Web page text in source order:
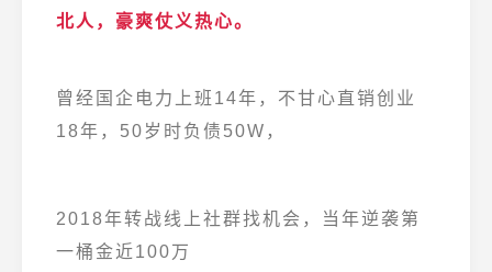
北人，豪爽仗义热心。
曾经国企电力上班14年， 不甘心直销创业
18年，50岁时负债50W，
2018年转战线上社群找机会，当年逆袭第
一桶金近100万